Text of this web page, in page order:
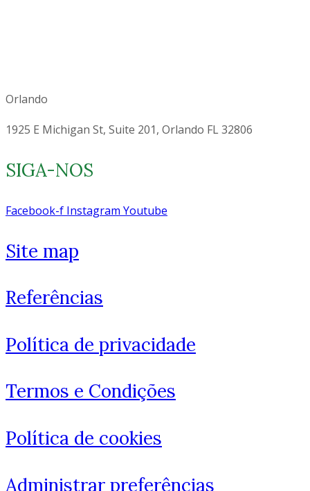
Orlando
1925 E Michigan St, Suite 201, Orlando FL 32806
SIGA-NOS
Facebook-f Instagram Youtube
Site map
Referências
Política de privacidade
Termos e Condições
Política de cookies
Administrar preferências